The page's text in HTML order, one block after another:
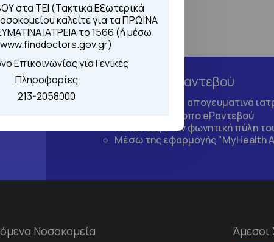
στα ΤΕΙ (Τακτικά Εξωτερικά
καλείτε για τα ΠΡΩΪΝΑ
ΙΑΤΡΕΙΑ το 1566 (ή μέσω
Επικοινωνίας για Γενικές
Πληροφορίες
213-2058000
Τηλέφωνα για Ραντεβού
Για τα πρωινά και τα απογευματινά
Από τον ιστότοποeΡαντεβού
Καλώντας στην φωνητική πύλη
Μέσω της εφαρμογής "MyHealth
Νοσοκομεία Άμεσοι